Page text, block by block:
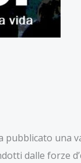
pubblicato una
dalle forze